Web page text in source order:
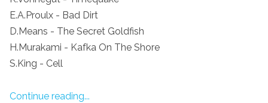
E.A.Proulx - Bad Dirt
D.Means - The Secret Goldfish
H.Murakami - Kafka On The Shore
S.King - Cell
Continue reading...